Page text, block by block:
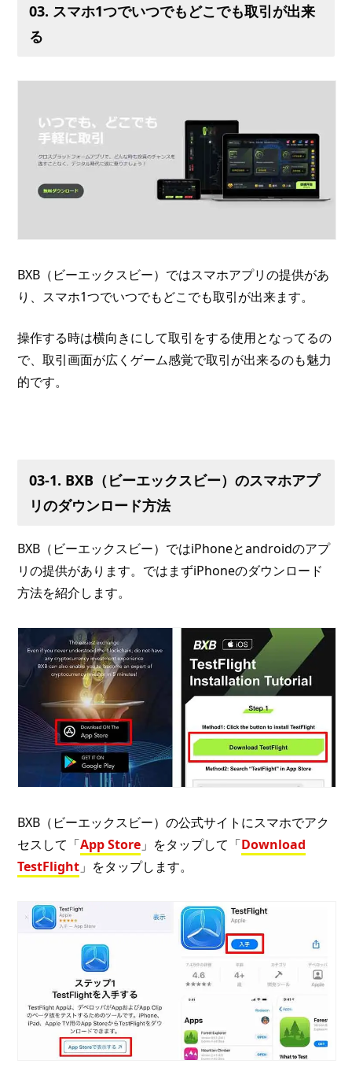
03. スマホ1つでいつでもどこでも取引が出来
る
BXB（ビーエックスビー）ではスマホアプリの提供があ
り、スマホ1つでいつでもどこでも取引が出来ます。
操作する時は横向きにして取引をする使用となってるの
で、取引画面が広くゲーム感覚で取引が出来るのも魅力
的です。
03-1. BXB（ビーエックスビー）のスマホアプ
リのダウンロード方法
BXB（ビーエックスビー）ではiPhoneとandroidのアプ
リの提供があります。ではまずiPhoneのダウンロード
方法を紹介します。
BXB（ビーエックスビー）の公式サイトにスマホでアク
セスして「App Store 」をタップして「Download
TestFlight 」をタップします。